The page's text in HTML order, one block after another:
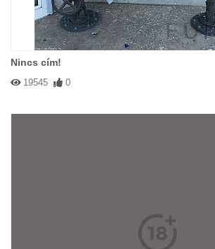
Nincs cím!
19545 0